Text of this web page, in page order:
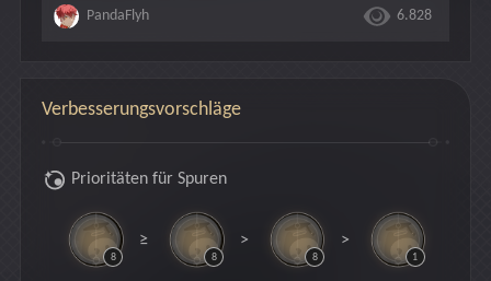
PandaFlyh 6.828
Verbesserungsvorschläge
Prioritäten für Spuren
8
≥
8
>
8
>
1